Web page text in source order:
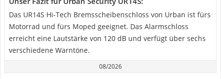
Das UR14S Hi-Tech Bremsscheibenschloss von Urban ist fürs
Motorrad und fürs Moped geeignet. Das Alarmschloss
erreicht eine Lautstärke von 120 dB und verfügt über sechs
verschiedene Warntöne.
08/2026